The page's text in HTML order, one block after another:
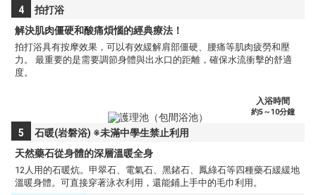
4
拍打浴
解決肌肉僵硬和酸痛煩惱的經典療法！
拍打浴具有按摩效果，可以有效緩解肩部僵硬、腰痛等肌肉疲勞和壓
力。 最重要的是需要調節身體與出水口的距離，確保水流衝擊的舒適
度。
入浴時間
約5～10分鐘
5
石暖(岩磐浴) ※未滿中學生禁止利用
天然藥石從身體的深層溫暖全身
12人用的石暖炕。甲翠石、電氣石、黑鍺石、鳳綠石等四種藥石緩緩地
溫暖身體。可直接穿著泳衣利用，還能鋪上手中的毛巾利用。